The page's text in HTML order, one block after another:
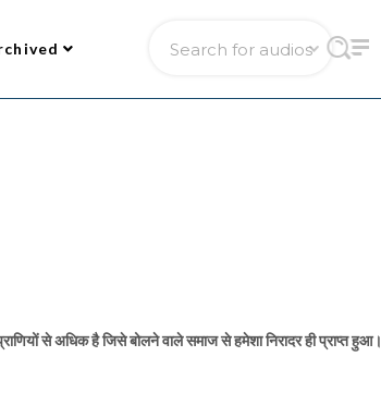
से अधिक है जिसे बोलने वाले समाज से हमेशा निरादर ही प्राप्त हुआ।